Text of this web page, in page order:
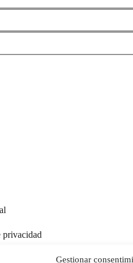
Gestionar
privacidad